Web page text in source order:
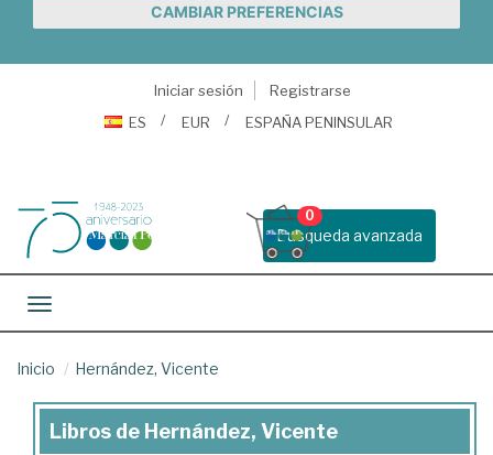
CAMBIAR PREFERENCIAS
Iniciar sesión
Registrarse
ES
EUR ESPAÑA PENINSULAR
Busqueda avanzada
0
Toggle navigation
Inicio Hernández, Vicente
Libros
Libros de Hernández, Vicente